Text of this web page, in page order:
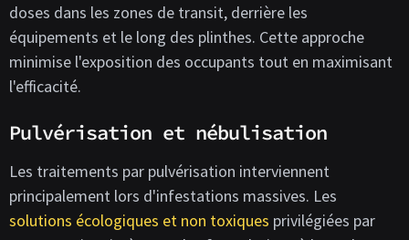
doses dans les zones de transit, derrière les
équipements et le long des plinthes. Cette approche
minimise l'exposition des occupants tout en maximisant
l'efficacité.
Pulvérisation et nébulisation
Les traitements par pulvérisation interviennent
principalement lors d'infestations massives. Les
solutions écologiques et non toxiques privilégiées par